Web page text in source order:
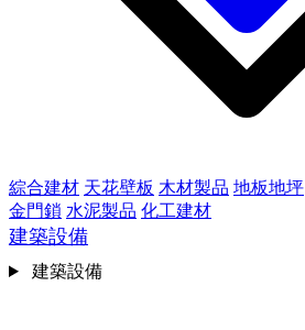
綜合建材 天花壁板 木材製品 地板地坪
金門鎖 水泥製品 化工建材
建築設備
建築設備